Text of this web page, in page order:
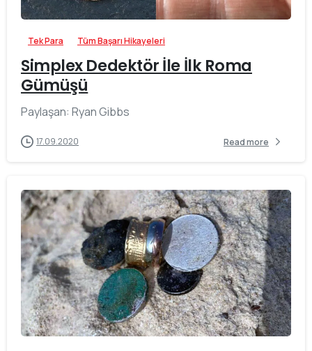
Tek Para Tüm Başarı Hikayeleri
Simplex Dedektör İle İlk Roma
Gümüşü
Paylaşan: Ryan Gibbs
17.09.2020 Read more
-